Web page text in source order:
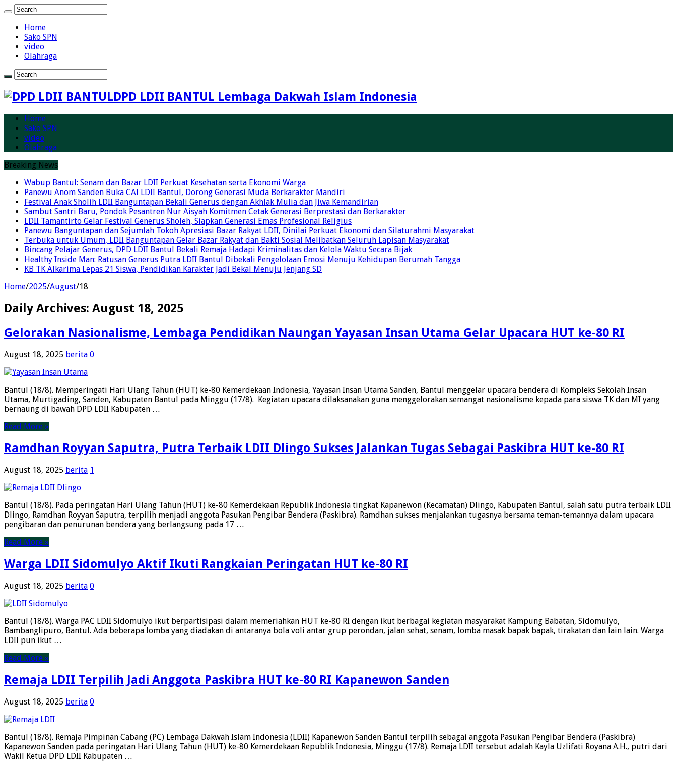
Home
Sako SPN
video
Olahraga
DPD LDII BANTUL Lembaga Dakwah Islam Indonesia
Home
Sako SPN
video
Olahraga
Breaking News
Wabup Bantul: Senam dan Bazar LDII Perkuat Kesehatan serta Ekonomi Warga
Panewu Anom Sanden Buka CAI LDII Bantul, Dorong Generasi Muda Berkarakter Mandiri
Festival Anak Sholih LDII Banguntapan Bekali Generus dengan Akhlak Mulia dan Jiwa Kemandirian
Sambut Santri Baru, Pondok Pesantren Nur Aisyah Komitmen Cetak Generasi Berprestasi dan Berkarakter
LDII Tamantirto Gelar Festival Generus Sholeh, Siapkan Generasi Emas Profesional Religius
Panewu Banguntapan dan Sejumlah Tokoh Apresiasi Bazar Rakyat LDII, Dinilai Perkuat Ekonomi dan Silaturahmi Masyarakat
Terbuka untuk Umum, LDII Banguntapan Gelar Bazar Rakyat dan Bakti Sosial Melibatkan Seluruh Lapisan Masyarakat
Bincang Pelajar Generus, DPD LDII Bantul Bekali Remaja Hadapi Kriminalitas dan Kelola Waktu Secara Bijak
Healthy Inside Man: Ratusan Generus Putra LDII Bantul Dibekali Pengelolaan Emosi Menuju Kehidupan Berumah Tangga
KB TK Alkarima Lepas 21 Siswa, Pendidikan Karakter Jadi Bekal Menuju Jenjang SD
Home/2025/August/18
Daily Archives: August 18, 2025
Gelorakan Nasionalisme, Lembaga Pendidikan Naungan Yayasan Insan Utama Gelar Upacara HUT ke-80 RI
August 18, 2025 berita 0
Bantul (18/8). Memperingati Hari Ulang Tahun (HUT) ke-80 Kemerdekaan Indonesia, Yayasan Insan Utama Sanden, Bantul menggelar upacara bendera di Kompleks Sekolah Insan
Utama, Murtigading, Sanden, Kabupaten Bantul pada Minggu (17/8). Kegiatan upacara dilaksanakan guna menggelorakan semangat nasionalisme kepada para siswa TK dan MI yang
bernaung di bawah DPD LDII Kabupaten …
Read More »
Ramdhan Royyan Saputra, Putra Terbaik LDII Dlingo Sukses Jalankan Tugas Sebagai Paskibra HUT ke-80 RI
August 18, 2025 berita 1
Bantul (18/8). Pada peringatan Hari Ulang Tahun (HUT) ke-80 Kemerdekaan Republik Indonesia tingkat Kapanewon (Kecamatan) Dlingo, Kabupaten Bantul, salah satu putra terbaik LDII
Dlingo, Ramdhan Royyan Saputra, terpilih menjadi anggota Pasukan Pengibar Bendera (Paskibra). Ramdhan sukses menjalankan tugasnya bersama teman-temannya dalam upacara
pengibaran dan penurunan bendera yang berlangsung pada 17 …
Read More »
Warga LDII Sidomulyo Aktif Ikuti Rangkaian Peringatan HUT ke-80 RI
August 18, 2025 berita 0
Bantul (18/8). Warga PAC LDII Sidomulyo ikut berpartisipasi dalam memeriahkan HUT ke-80 RI dengan ikut berbagai kegiatan masyarakat Kampung Babatan, Sidomulyo,
Bambanglipuro, Bantul. Ada beberapa lomba yang diadakan di antaranya bola voli antar grup perondan, jalan sehat, senam, lomba masak bapak bapak, tirakatan dan lain lain. Warga
LDII pun ikut …
Read More »
Remaja LDII Terpilih Jadi Anggota Paskibra HUT ke-80 RI Kapanewon Sanden
August 18, 2025 berita 0
Bantul (18/8). Remaja Pimpinan Cabang (PC) Lembaga Dakwah Islam Indonesia (LDII) Kapanewon Sanden Bantul terpilih sebagai anggota Pasukan Pengibar Bendera (Paskibra)
Kapanewon Sanden pada peringatan Hari Ulang Tahun (HUT) ke-80 Kemerdekaan Republik Indonesia, Minggu (17/8). Remaja LDII tersebut adalah Kayla Uzlifati Royana A.H., putri dari
Wakil Ketua DPD LDII Kabupaten …